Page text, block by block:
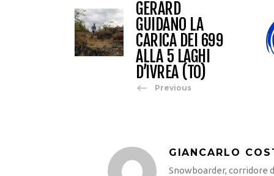
GERARD
GUIDANO LA
CARICA DEI 699
ALLA 5 LAGHI
D’IVREA (TO)
Previous
GIANCARLO
Snowboarder, corridore